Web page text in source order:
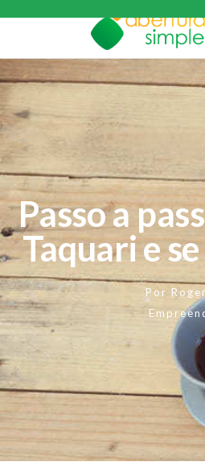
Passo a
Taquari e
Por